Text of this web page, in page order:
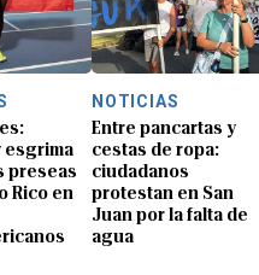
esgrima
preseas
Rico en
NOTICIAS
Entre pancartas y
cestas de ropa:
ciudadanos
protestan en San
Juan por la falta de
agua